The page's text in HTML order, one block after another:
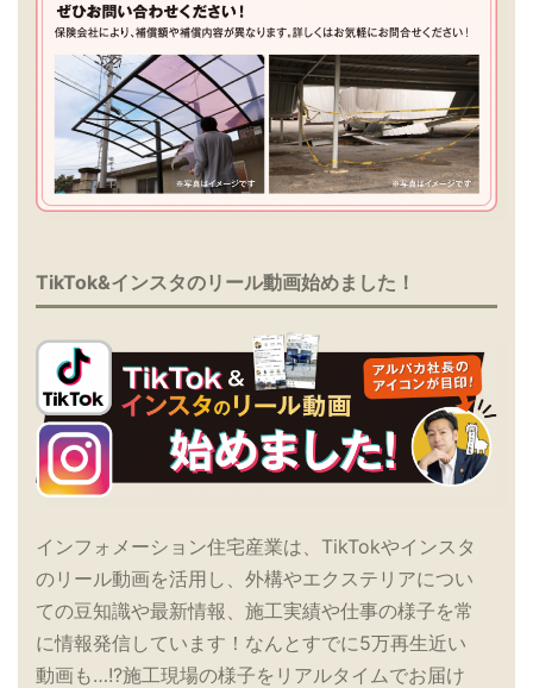
TikTok&インスタのリール動画始めました！
インフォメーション住宅産業は、TikTokやインスタ
のリール動画を活用し、外構やエクステリアについ
ての豆知識や最新情報、施工実績や仕事の様子を常
に情報発信しています！なんとすでに5万再生近い
動画も…!?施工現場の様子をリアルタイムでお届け